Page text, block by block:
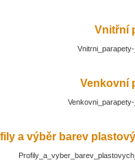
Vnitřní
Venkovní
a výběr barev